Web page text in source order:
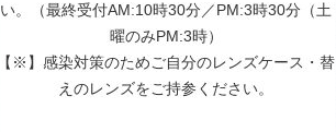
い。（最終受付AM:10時30分／PM:3時30分（土
曜のみPM:3時）
【※】感染対策のためご自分のレンズケース・替
えのレンズをご持参ください。